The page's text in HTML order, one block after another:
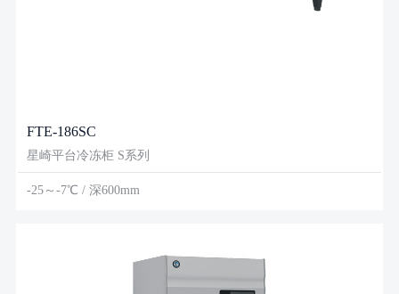
FTE-186SC
星崎平台冷冻柜 S系列
-25～-7℃ / 深600mm